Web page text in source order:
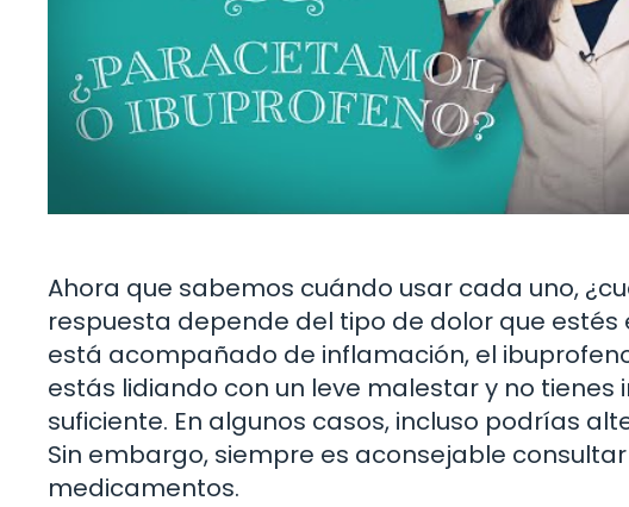
Ahora que sabemos cuándo usar cada uno,
respuesta depende del tipo de dolor que estés
está acompañado de inflamación, el
estás lidiando con un leve malestar y no
suficiente. En algunos casos, incluso podrías
Sin embargo, siempre es aconsejable
medicamentos.